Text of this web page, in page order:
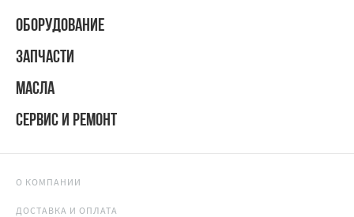
ОБОРУДОВАНИЕ
ЗАПЧАСТИ
МАСЛА
СЕРВИС И РЕМОНТ
О КОМПАНИИ
ДОСТАВКА И ОПЛАТА